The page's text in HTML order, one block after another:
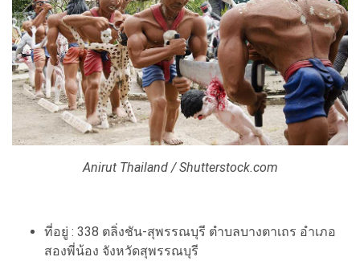
Anirut Thailand / Shutterstock.com
ที่อยู่ : 338 ตลิ่งชัน-สุพรรณบุรี ตำบลบางตาเถร อำเภอ
สองพี่น้อง จังหวัดสุพรรณบุรี